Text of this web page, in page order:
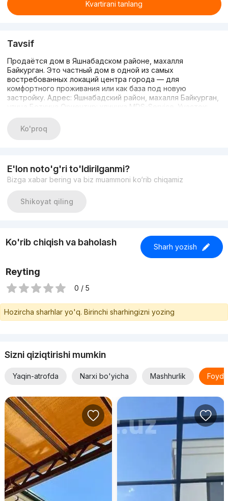
Kvartirani tanlang
Tavsif
Продаётся дом в Яшнабадском районе, махалля
Байкурган. Это частный дом в одной из самых
востребованных локаций центра города — для
комфортного проживания или как база под новую
застройку. Адрес: Яшнабадский район, махалля Байкурган,
улица Боткина Ориентир: клиника MDS-Service. Участок:
плодовых деревьев и декоративных растений. Имеются
зимняя и летняя кухни. Есть место под бассейн или гараж.
шаговой доступности: школы, детсады, кафе, рестораны,
магазины, Паркентский базар. Возможен небольшой торг!!!
Ko'proq
E'lon noto'g'ri to'ldirilganmi?
Bizga xabar bering va biz muammoni ko‘rib chiqamiz
Shikoyat qiling
Ko'rib chiqish va baholash Sharh yozish
Reyting
0 / 5
Hozircha sharhlar yo'q. Birinchi sharhingizni yozing
Sizni qiziqtirishi mumkin
Yaqin-atrofda Narxi bo'yicha Mashhurlik